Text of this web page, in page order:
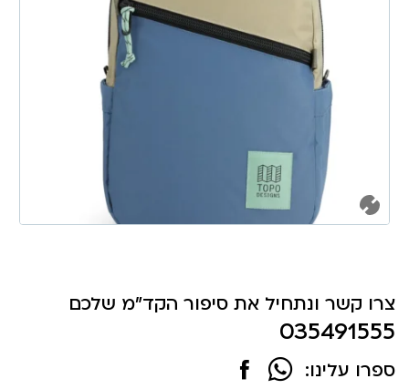
צרו קשר ונתחיל את סיפור הקד"מ שלכם
035491555
ספרו עלינו: